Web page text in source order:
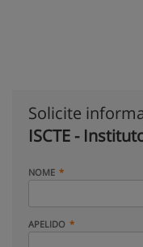
Solicite
ISCTE -
NOME
APELIDO